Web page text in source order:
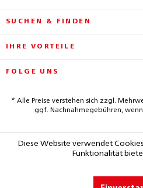
SUCHEN & FINDEN
IHRE VORTEILE
FOLGE UNS
* Alle Preise verstehen sich zzgl.
ggf. Nachnahmegebühren,
Diese Website verwendet
Funktionalität